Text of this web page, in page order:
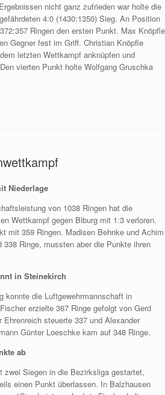
nicht ganz zufrieden war holte die
4:0 (1430:1350) Sieg. An Position
Ringen den ersten Punkt. Max Knöpfle
Gegner fest im Griff. Christian Knöpfle
letzten Wettkampf anknüpfen und
vierten Punkt holte Wolfgang Gruschka
Niederlage
von 1038 Ringen hat die
Wettkampf gegen Biburg mit 1:3 verloren.
mit 359 Ringen. Madisen Behnke und Achim
Ringe, mussten aber die Punkte ihren
in Steinekirch
konnte die Luftgewehrmannschaft in
erzielte 367 Ringe gefolgt von Gerd
steuerte 337 und Alexander
Günter Loeschke kam auf 348 Ringe.
ab
Siegen in die Bezirksliga gestartet,
einen Punkt überlassen. In Balzhausen